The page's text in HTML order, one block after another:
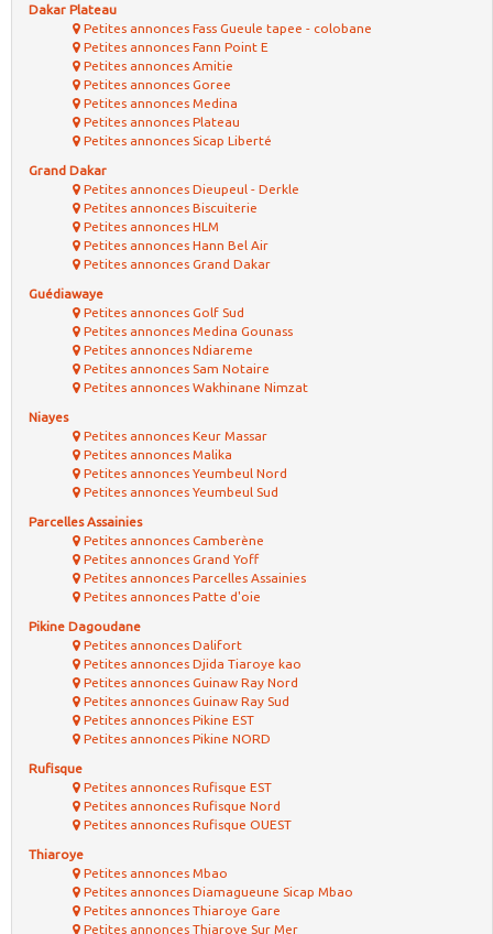
Dakar Plateau
Petites annonces Fass Gueule tapee - colobane
Petites annonces Fann Point E
Petites annonces Amitie
Petites annonces Goree
Petites annonces Medina
Petites annonces Plateau
Petites annonces Sicap Liberté
Grand Dakar
Petites annonces Dieupeul - Derkle
Petites annonces Biscuiterie
Petites annonces HLM
Petites annonces Hann Bel Air
Petites annonces Grand Dakar
Guédiawaye
Petites annonces Golf Sud
Petites annonces Medina Gounass
Petites annonces Ndiareme
Petites annonces Sam Notaire
Petites annonces Wakhinane Nimzat
Niayes
Petites annonces Keur Massar
Petites annonces Malika
Petites annonces Yeumbeul Nord
Petites annonces Yeumbeul Sud
Parcelles Assainies
Petites annonces Camberène
Petites annonces Grand Yoff
Petites annonces Parcelles Assainies
Petites annonces Patte d'oie
Pikine Dagoudane
Petites annonces Dalifort
Petites annonces Djida Tiaroye kao
Petites annonces Guinaw Ray Nord
Petites annonces Guinaw Ray Sud
Petites annonces Pikine EST
Petites annonces Pikine NORD
Rufisque
Petites annonces Rufisque EST
Petites annonces Rufisque Nord
Petites annonces Rufisque OUEST
Thiaroye
Petites annonces Mbao
Petites annonces Diamagueune Sicap Mbao
Petites annonces Thiaroye Gare
Petites annonces Thiaroye Sur Mer